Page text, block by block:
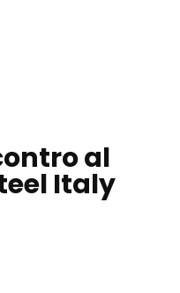
al
Italy